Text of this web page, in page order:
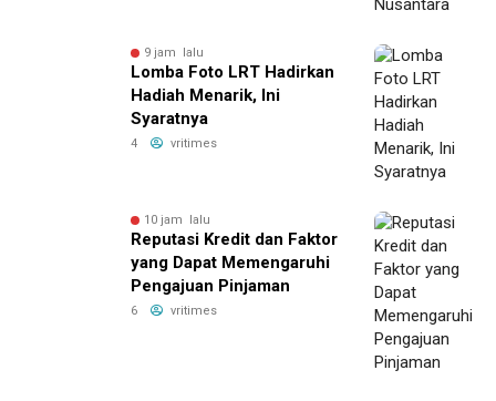
9 jam lalu
Lomba Foto LRT Hadirkan
Hadiah Menarik, Ini
Syaratnya
4 vritimes
10 jam lalu
Reputasi Kredit dan Faktor
yang Dapat Memengaruhi
Pengajuan Pinjaman
6 vritimes